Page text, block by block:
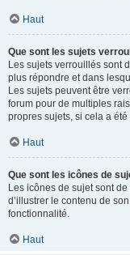
Haut
Que sont les sujets
Les sujets verrouillés sont
plus répondre et dans
Les sujets peuvent être
forum pour de multiples
propres sujets, si cela a
Haut
Que sont les icônes de
Les icônes de sujet sont
d’illustrer le contenu de
fonctionnalité.
Haut